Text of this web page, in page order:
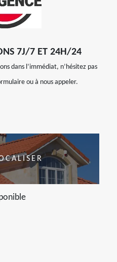
7J/7 ET 24H/24
dans l’immédiat, n’hésitez pas
ou à nous appeler.